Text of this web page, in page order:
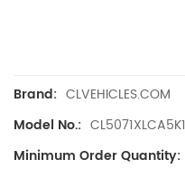
Brand: CLVEHICLES.COM
Model No.: CL5071XLCA5K1
Minimum Order Quantity: